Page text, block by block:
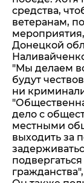
средства,
ветеранам,
Донецкой
"Мы делаем
будут
ни
дело с
местными
выходить за